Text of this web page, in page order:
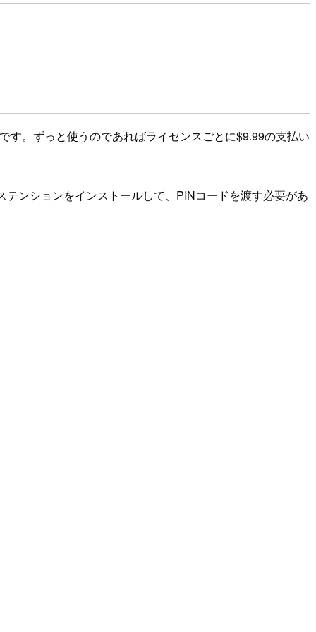
す。ずっと使うのであればライセンスごとに$9.99の支払い
ンションをインストールして、PINコードを渡す必要があ